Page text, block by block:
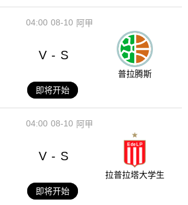
08-10
04:00 阿甲
V - S
普拉腾斯
即将开始
08-10
04:00 阿甲
V - S
拉普拉塔大学生
即将开始